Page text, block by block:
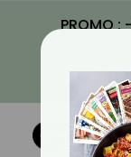
PROMO